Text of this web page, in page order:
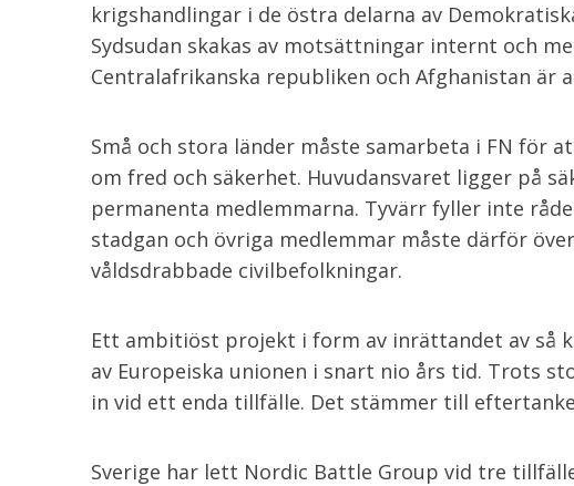
krigshandlingar i de östra delarna av
Sydsudan skakas av motsättningar internt och
Centralafrikanska republiken och Afghanistan är
Små och stora länder måste samarbeta i FN för
om fred och säkerhet. Huvudansvaret ligger på
permanenta medlemmarna. Tyvärr fyller inte
stadgan och övriga medlemmar måste därför
våldsdrabbade civilbefolkningar.
Ett ambitiöst projekt i form av inrättandet av så
av Europeiska unionen i snart nio års tid. Trots
in vid ett enda tillfälle. Det stämmer till
Sverige har lett Nordic Battle Group vid tre